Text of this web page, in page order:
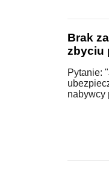
Brak
zbyciu
Pytanie:
nabywcy